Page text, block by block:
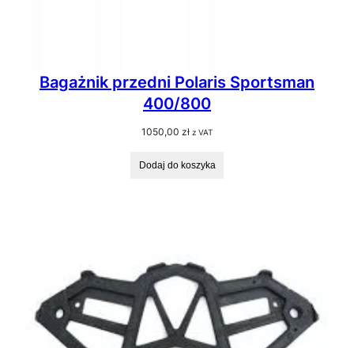
Bagażnik przedni Polaris Sportsman
400/800
1050,00 zł z VAT
Dodaj do koszyka